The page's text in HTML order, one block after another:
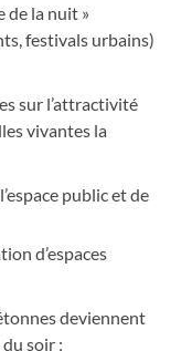
de la nuit »
festivals urbains)
sur l’attractivité
vivantes la
public et de
d’espaces
deviennent
soir ;